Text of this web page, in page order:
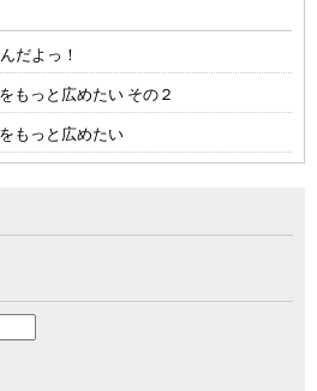
だよっ！
もっと広めたい その２
もっと広めたい